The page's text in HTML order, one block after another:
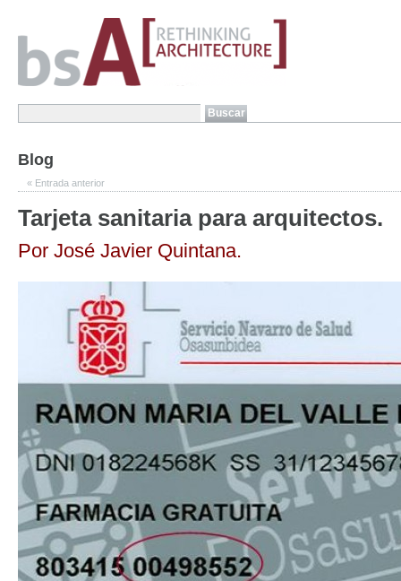
Blog
« Entrada anterior
Tarjeta sanitaria para arquitectos.
Por José Javier Quintana.